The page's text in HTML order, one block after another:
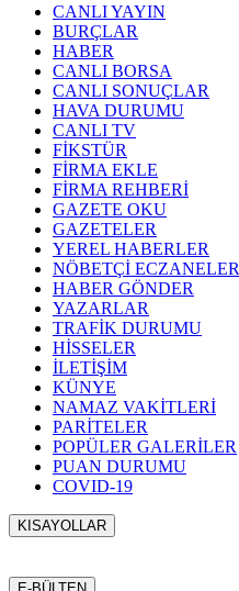
CANLI YAYIN
BURÇLAR
HABER
CANLI BORSA
CANLI SONUÇLAR
HAVA DURUMU
CANLI TV
FİKSTÜR
FİRMA EKLE
FİRMA REHBERİ
GAZETE OKU
GAZETELER
YEREL HABERLER
NÖBETÇİ ECZANELER
HABER GÖNDER
YAZARLAR
TRAFİK DURUMU
HİSSELER
İLETİŞİM
KÜNYE
NAMAZ VAKİTLERİ
PARİTELER
POPÜLER GALERİLER
PUAN DURUMU
COVID-19
KISAYOLLAR